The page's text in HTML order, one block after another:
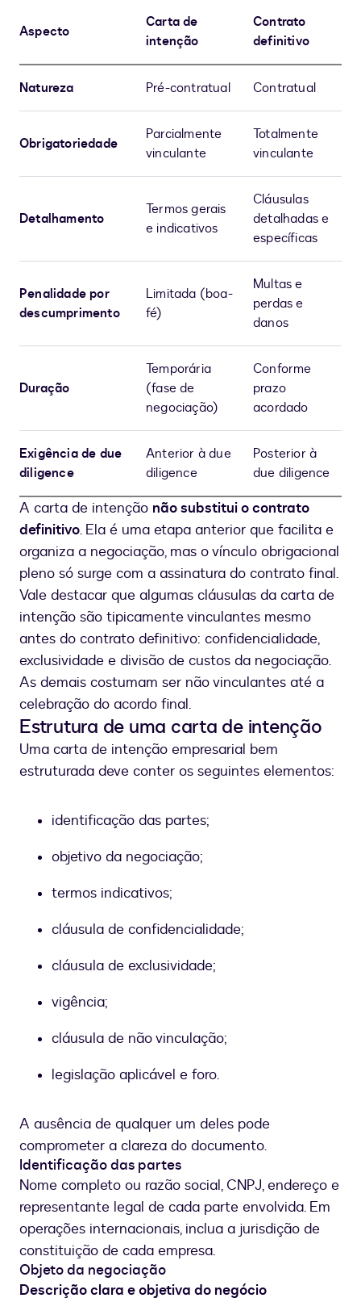
Aspecto
Carta de
intenção
Contrato
definitivo
Natureza Pré-contratual Contratual
Obrigatoriedade
Parcialmente
vinculante
Totalmente
vinculante
Detalhamento
Termos gerais
e indicativos
Cláusulas
detalhadas e
específicas
Penalidade por
descumprimento
Limitada (boa-
fé)
Multas e
perdas e
danos
Duração
Temporária
(fase de
negociação)
Conforme
prazo
acordado
Exigência de due
diligence
Anterior à due
diligence
Posterior à
due diligence
A carta de intenção não substitui o contrato
definitivo. Ela é uma etapa anterior que facilita e
organiza a negociação, mas o vínculo obrigacional
pleno só surge com a assinatura do contrato final.
Vale destacar que algumas cláusulas da carta de
intenção são tipicamente vinculantes mesmo
antes do contrato definitivo: confidencialidade,
exclusividade e divisão de custos da negociação.
As demais costumam ser não vinculantes até a
celebração do acordo final.
Estrutura de uma carta de intenção
Uma carta de intenção empresarial bem
estruturada deve conter os seguintes elementos:
identificação das partes;
objetivo da negociação;
termos indicativos;
cláusula de confidencialidade;
cláusula de exclusividade;
vigência;
cláusula de não vinculação;
legislação aplicável e foro.
A ausência de qualquer um deles pode
comprometer a clareza do documento.
Identificação das partes
Nome completo ou razão social, CNPJ, endereço e
representante legal de cada parte envolvida. Em
operações internacionais, inclua a jurisdição de
constituição de cada empresa.
Objeto da negociação
Descrição clara e objetiva do negócio